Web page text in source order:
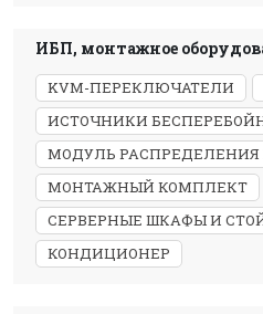
ИБП, монтажное
KVM-ПЕРЕКЛЮЧАТЕЛИ
ИСТОЧНИКИ
МОДУЛЬ
МОНТАЖНЫЙ КОМПЛЕКТ
СЕРВЕРНЫЕ ШКАФЫ И
КОНДИЦИОНЕР